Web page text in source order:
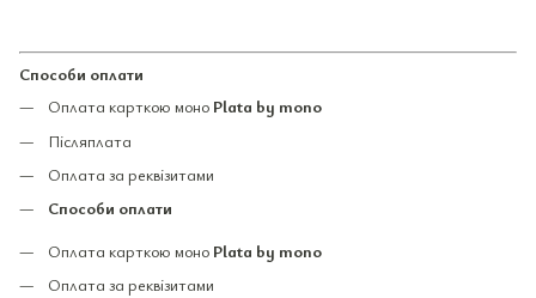
Способи оплати
Оплата карткою моно Plata by mono
Післяплата
Оплата за реквізитами
Способи оплати
Оплата карткою моно Plata by mono
Оплата за реквізитами